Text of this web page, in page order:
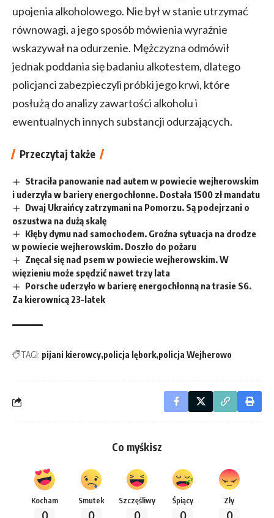
upojenia alkoholowego. Nie był w stanie utrzymać
równowagi, a jego sposób mówienia wyraźnie
wskazywał na odurzenie. Mężczyzna odmówił
jednak poddania się badaniu alkotestem, dlatego
policjanci zabezpieczyli próbki jego krwi, które
posłużą do analizy zawartości alkoholu i
ewentualnych innych substancji odurzających.
Przeczytaj także
Straciła panowanie nad autem w powiecie wejherowskim
i uderzyła w bariery energochłonne. Dostała 1500 zł mandatu
Dwaj Ukraińcy zatrzymani na Pomorzu. Są podejrzani o
oszustwa na dużą skalę
Kłęby dymu nad samochodem. Groźna sytuacja na drodze
w powiecie wejherowskim. Doszło do pożaru
Znęcał się nad psem w powiecie wejherowskim. W
więzieniu może spędzić nawet trzy lata
Porsche uderzyło w barierę energochłonną na trasie S6.
Za kierownicą 23-latek
TAGI: pijani kierowcy policja lębork policja Wejherowo
Co myśkisz
Kocham
0
Smutek
0
Szczęśliwy
0
Śpiący
0
Zły
0